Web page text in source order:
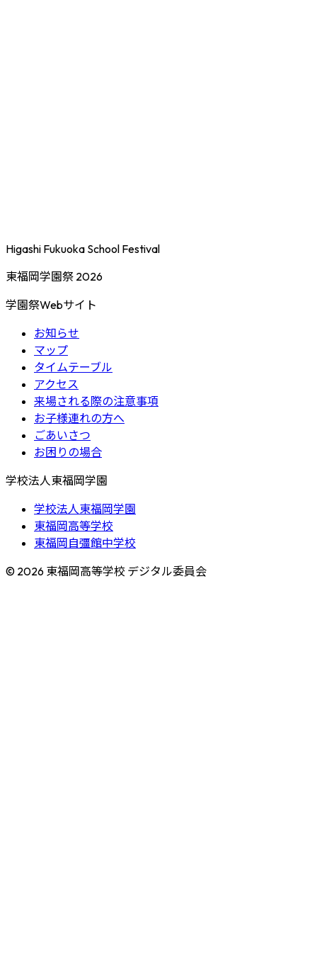
Higashi Fukuoka School Festival
東福岡学園祭 2026
学園祭Webサイト
お知らせ
マップ
タイムテーブル
アクセス
来場される際の注意事項
お子様連れの方へ
ごあいさつ
お困りの場合
学校法人東福岡学園
学校法人東福岡学園
東福岡高等学校
東福岡自彊館中学校
© 2026 東福岡高等学校 デジタル委員会